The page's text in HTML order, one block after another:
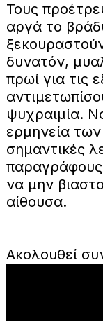
Τους
αργά το
δυνατόν,
πρωί για τις
ψυχραιμία.
ερμηνεία
σημαντικές
να μην
αίθουσα.
Ακολουθεί